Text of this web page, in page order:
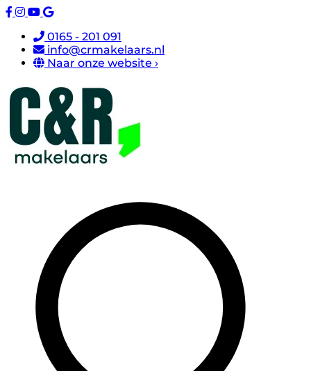
0165 - 201 091
info@crmakelaars.nl
Naar onze website ›